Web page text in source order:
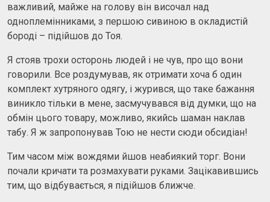
важливий, майже на голову він височал над
одноплемінниками, з першою сивиною в окладистій
бороді – підійшов до Тоя.
Я стояв трохи осторонь людей і не чув, про що вони
говорили. Все роздумував, як отримати хоча б один
комплект хутряного одягу, і журився, що таке бажання
виникло тільки в мене, засмучувався від думки, що на
обмін цього товару, можливо, якийсь шаман наклав
табу. Я ж запропонував Тою не нести сюди обсидіан!
Тим часом між вождями йшов неабиякий торг. Вони
почали кричати та розмахувати руками. Зацікавившись
тим, що відбувається, я підійшов ближче.